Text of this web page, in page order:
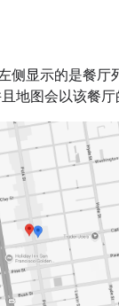
侧显示的是餐厅
地图会以该餐厅